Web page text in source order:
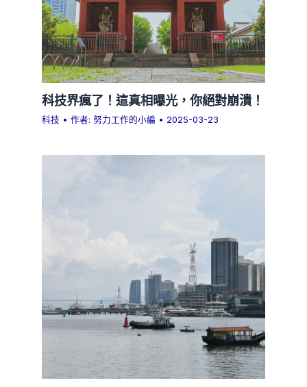
科技界瘋了！這真相曝光，你絕對崩潰！
科技 • 作者:努力工作的小編 • 2025-03-23